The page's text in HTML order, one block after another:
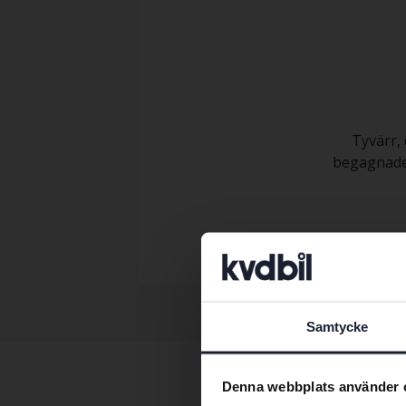
Samtycke
Denna webbplats använder
Tyvärr,